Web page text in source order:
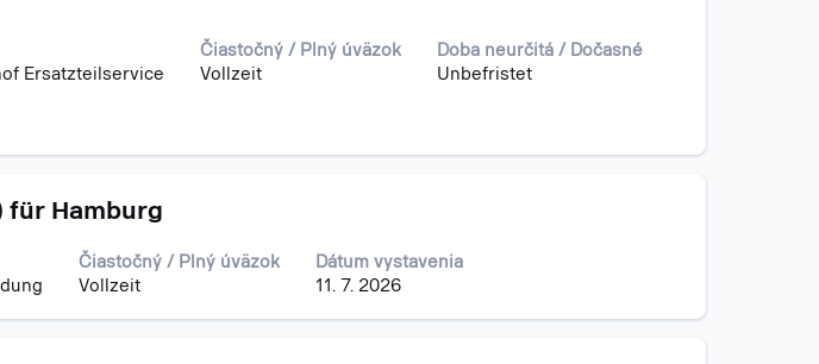
Ersatzteilservice
Čiastočný / Plný úväzok
Vollzeit
Doba neurčitá / Dočasné
Unbefristet
Hamburg
Čiastočný / Plný úväzok
Vollzeit
Dátum vystavenia
11. 7. 2026